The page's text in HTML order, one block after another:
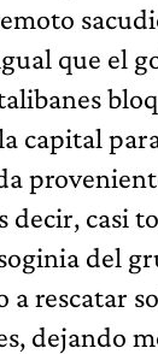
que el
capital
decir, casi
del
a rescatar
dejando